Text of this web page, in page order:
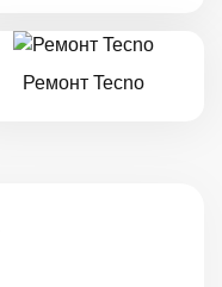
Ремонт Tecno